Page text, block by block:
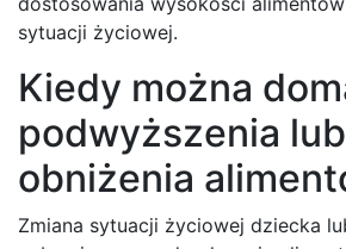
sytuacji życiowej.
Kiedy można
podwyższenia lub
obniżenia
Zmiana sytuacji życiowej dziecka